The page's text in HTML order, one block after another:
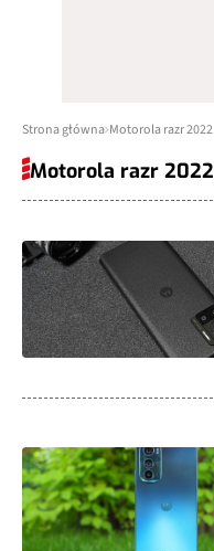
Strona główna Motorola razr 2022
Motorola razr 2022